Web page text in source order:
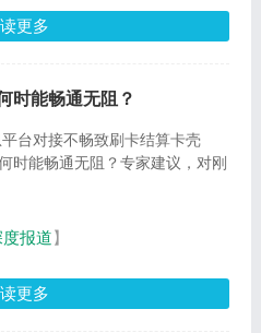
更多
时能畅通无阻？
台对接不畅致刷卡结算卡壳
时能畅通无阻？专家建议，对刚
报道】
更多